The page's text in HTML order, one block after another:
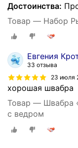
Достоинства:
Товар — Набор
Евгения
33 отзыва
23 июля
хорошая швабра
Товар — Швабра
с ведром